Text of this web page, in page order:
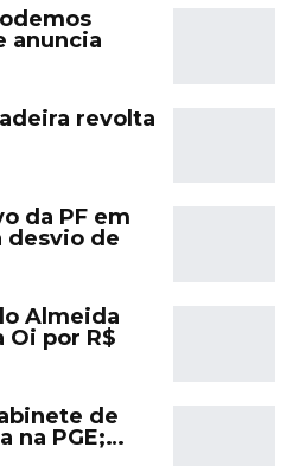
anuncia
revolta
da PF em
desvio de
Almeida
por R$
de
na PGE;…